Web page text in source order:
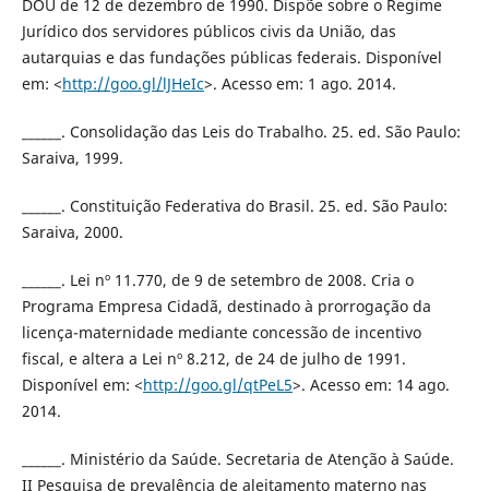
DOU de 12 de dezembro de 1990. Dispõe sobre o Regime
Jurídico dos servidores públicos civis da União, das
autarquias e das fundações públicas federais. Disponível
em: <http://goo.gl/lJHeIc>. Acesso em: 1 ago. 2014.
______. Consolidação das Leis do Trabalho. 25. ed. São Paulo:
Saraiva, 1999.
______. Constituição Federativa do Brasil. 25. ed. São Paulo:
Saraiva, 2000.
______. Lei nº 11.770, de 9 de setembro de 2008. Cria o
Programa Empresa Cidadã, destinado à prorrogação da
licença-maternidade mediante concessão de incentivo
fiscal, e altera a Lei nº 8.212, de 24 de julho de 1991.
Disponível em: <http://goo.gl/qtPeL5>. Acesso em: 14 ago.
2014.
______. Ministério da Saúde. Secretaria de Atenção à Saúde.
II Pesquisa de prevalência de aleitamento materno nas